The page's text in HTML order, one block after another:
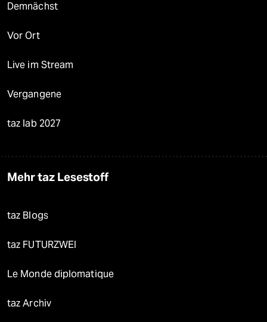
Demnächst
Vor Ort
Live im Stream
Vergangene
taz lab 2027
Mehr taz Lesestoff
taz Blogs
taz FUTURZWEI
Le Monde diplomatique
taz Archiv